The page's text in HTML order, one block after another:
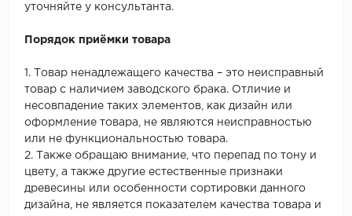
уточняйте у консультанта.
Порядок приёмки товара
1. Товар ненадлежащего качества – это неисправный
товар с наличием заводского брака. Отличие и
несовпадение таких элементов, как дизайн или
оформление товара, не являются неисправностью
или не функциональностью товара.
2. Также обращаю внимание, что перепад по тону и
цвету, а также другие естественные признаки
древесины или особенности сортировки данного
дизайна, не является показателем качества товара и